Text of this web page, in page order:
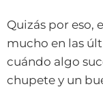
Quizás por eso,
mucho en las
cuándo algo
chupete y un